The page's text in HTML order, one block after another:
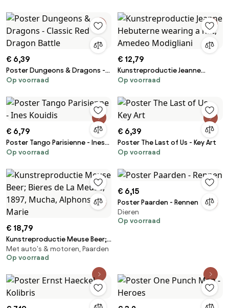
€ 6,39
Poster Dungeons & Dragons -
Classic Red Dragon Battle
Op voorraad
€ 12,79
Kunstreproductie Jeanne
Hebuterne wearing a hat,
Op voorraad
€ 6,79
Poster Tango Parisienne - Ines
Kouidis
Op voorraad
€ 6,39
Poster The Last of Us - Key Art
Op voorraad
€ 18,79
Kunstreproductie Meuse Beer;
Bieres de La Meuse, 1897,
Mucha, Alphonse Marie
Met auto's & motoren, Paarden
Op voorraad
€ 6,15
Poster Paarden - Rennen
Dieren
Op voorraad